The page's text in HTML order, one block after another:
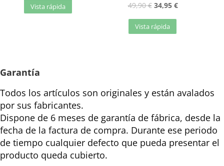
Vista rápida 49,90€ 34,95 €
Vista rápida
Garantía
Todos los artículos son originales y están avalados
por sus fabricantes.
Dispone de 6 meses de garantía de fábrica, desde la
fecha de la factura de compra. Durante ese periodo
de tiempo cualquier defecto que pueda presentar el
producto queda cubierto.